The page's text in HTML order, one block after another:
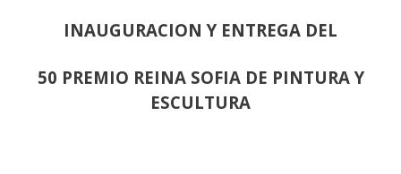
INAUGURACION Y ENTREGA DEL
50 PREMIO REINA SOFIA DE PINTURA Y
ESCULTURA